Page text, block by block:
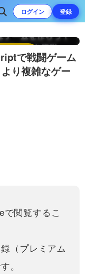
ログイン 登録
定動画です。
するで戦闘ゲーム
り複雑なゲー
閲覧するこ
（プレミアム
。